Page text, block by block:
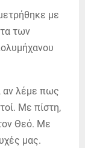
με
των
αν λέμε πως
Με πίστη,
Θεό. Με
μας.